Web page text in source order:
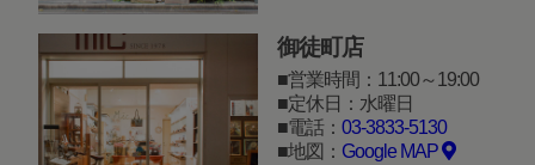
御徒町店
営業時間：11:00～19:00
定休日：水曜日
電話： 03-3833-5130
地図： Google MAP